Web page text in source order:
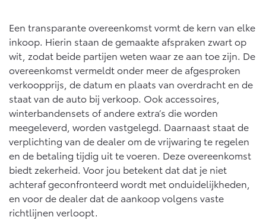
Een transparante overeenkomst vormt de kern van elke
inkoop. Hierin staan de gemaakte afspraken zwart op
wit, zodat beide partijen weten waar ze aan toe zijn. De
overeenkomst vermeldt onder meer de afgesproken
verkoopprijs, de datum en plaats van overdracht en de
staat van de auto bij verkoop. Ook accessoires,
winterbandensets of andere extra’s die worden
meegeleverd, worden vastgelegd. Daarnaast staat de
verplichting van de dealer om de vrijwaring te regelen
en de betaling tijdig uit te voeren. Deze overeenkomst
biedt zekerheid. Voor jou betekent dat dat je niet
achteraf geconfronteerd wordt met onduidelijkheden,
en voor de dealer dat de aankoop volgens vaste
richtlijnen verloopt.